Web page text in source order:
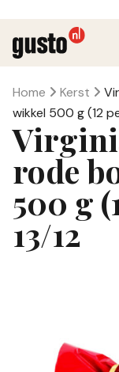
naar
de
inhoud
Home Kerst
wikkel 500 g (12
rode
500 g
13/12